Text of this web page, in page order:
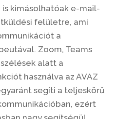
kimásolhatóak e-mail-
felületre, ami
a
Zoom, Teams
alatt a
használva az AVAZ
segíti a teljeskörű
ezért